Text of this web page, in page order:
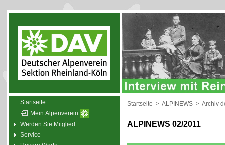
Startseite
Mein Alpenverein
Werden Sie Mitglied
Service
Startseite > ALPINEWS > Archiv
ALPINEWS 02/2011